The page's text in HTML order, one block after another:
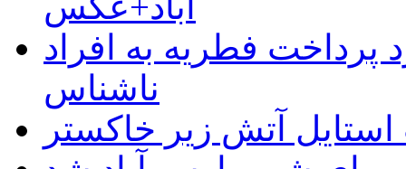
پرداخت فطریه به افراد
ناشناس
آتش زیر خاکستر